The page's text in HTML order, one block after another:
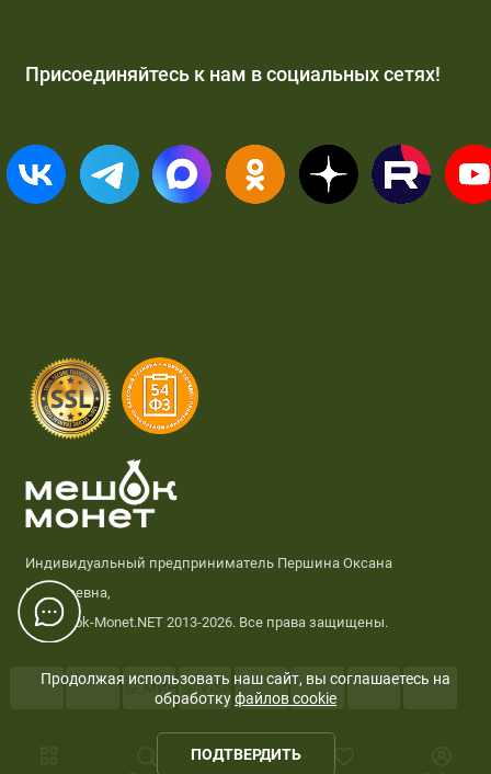
0
Присоединяйтесь к нам в социальных сетях!
Индивидуальный предприниматель Першина Оксана
Николаевна,
© Meshok-Monet.NET 2013-2026. Все права защищены.
Продолжая использовать наш сайт, вы соглашаетесь на
обработкуфайлов cookie
ПОДТВЕРДИТЬ